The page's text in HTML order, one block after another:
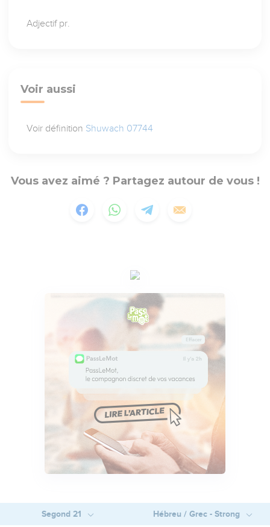
Adjectif pr.
Voir aussi
Voir définition Shuwach 07744
Vous avez aimé ? Partagez autour de vous !
Segond 21 Hébreu / Grec - Strong